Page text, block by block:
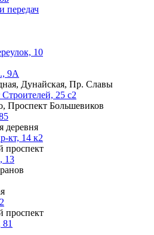
передач
10
9А
Дунайская, Пр. Славы
25 с2
Проспект Большевиков
деревня
кт, 14 к2
проспект
13
проспект